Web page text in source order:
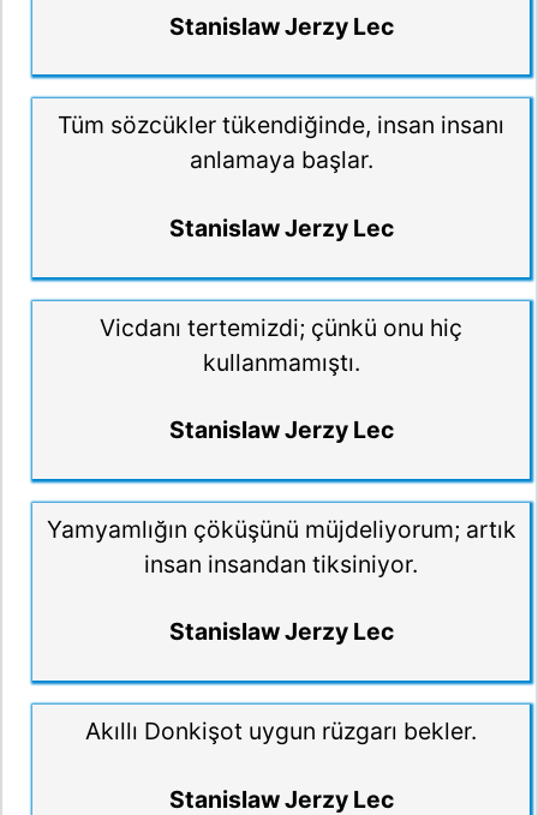
Stanislaw Jerzy Lec
Tüm sözcükler tükendiğinde, insan insanı
anlamaya başlar.
Stanislaw Jerzy Lec
Vicdanı tertemizdi; çünkü onu hiç
kullanmamıştı.
Stanislaw Jerzy Lec
Yamyamlığın çöküşünü müjdeliyorum; artık
insan insandan tiksiniyor.
Stanislaw Jerzy Lec
Akıllı Donkişot uygun rüzgarı bekler.
Stanislaw Jerzy Lec